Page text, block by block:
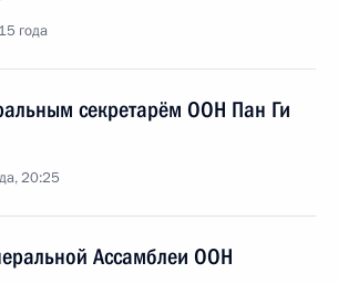
года
секретарём ООН Пан Ги
20:25
Ассамблеи ООН